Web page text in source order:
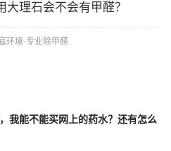
理石会不会有甲醛？
环境-专业除甲醛
我能不能买网上的药水？还有怎么